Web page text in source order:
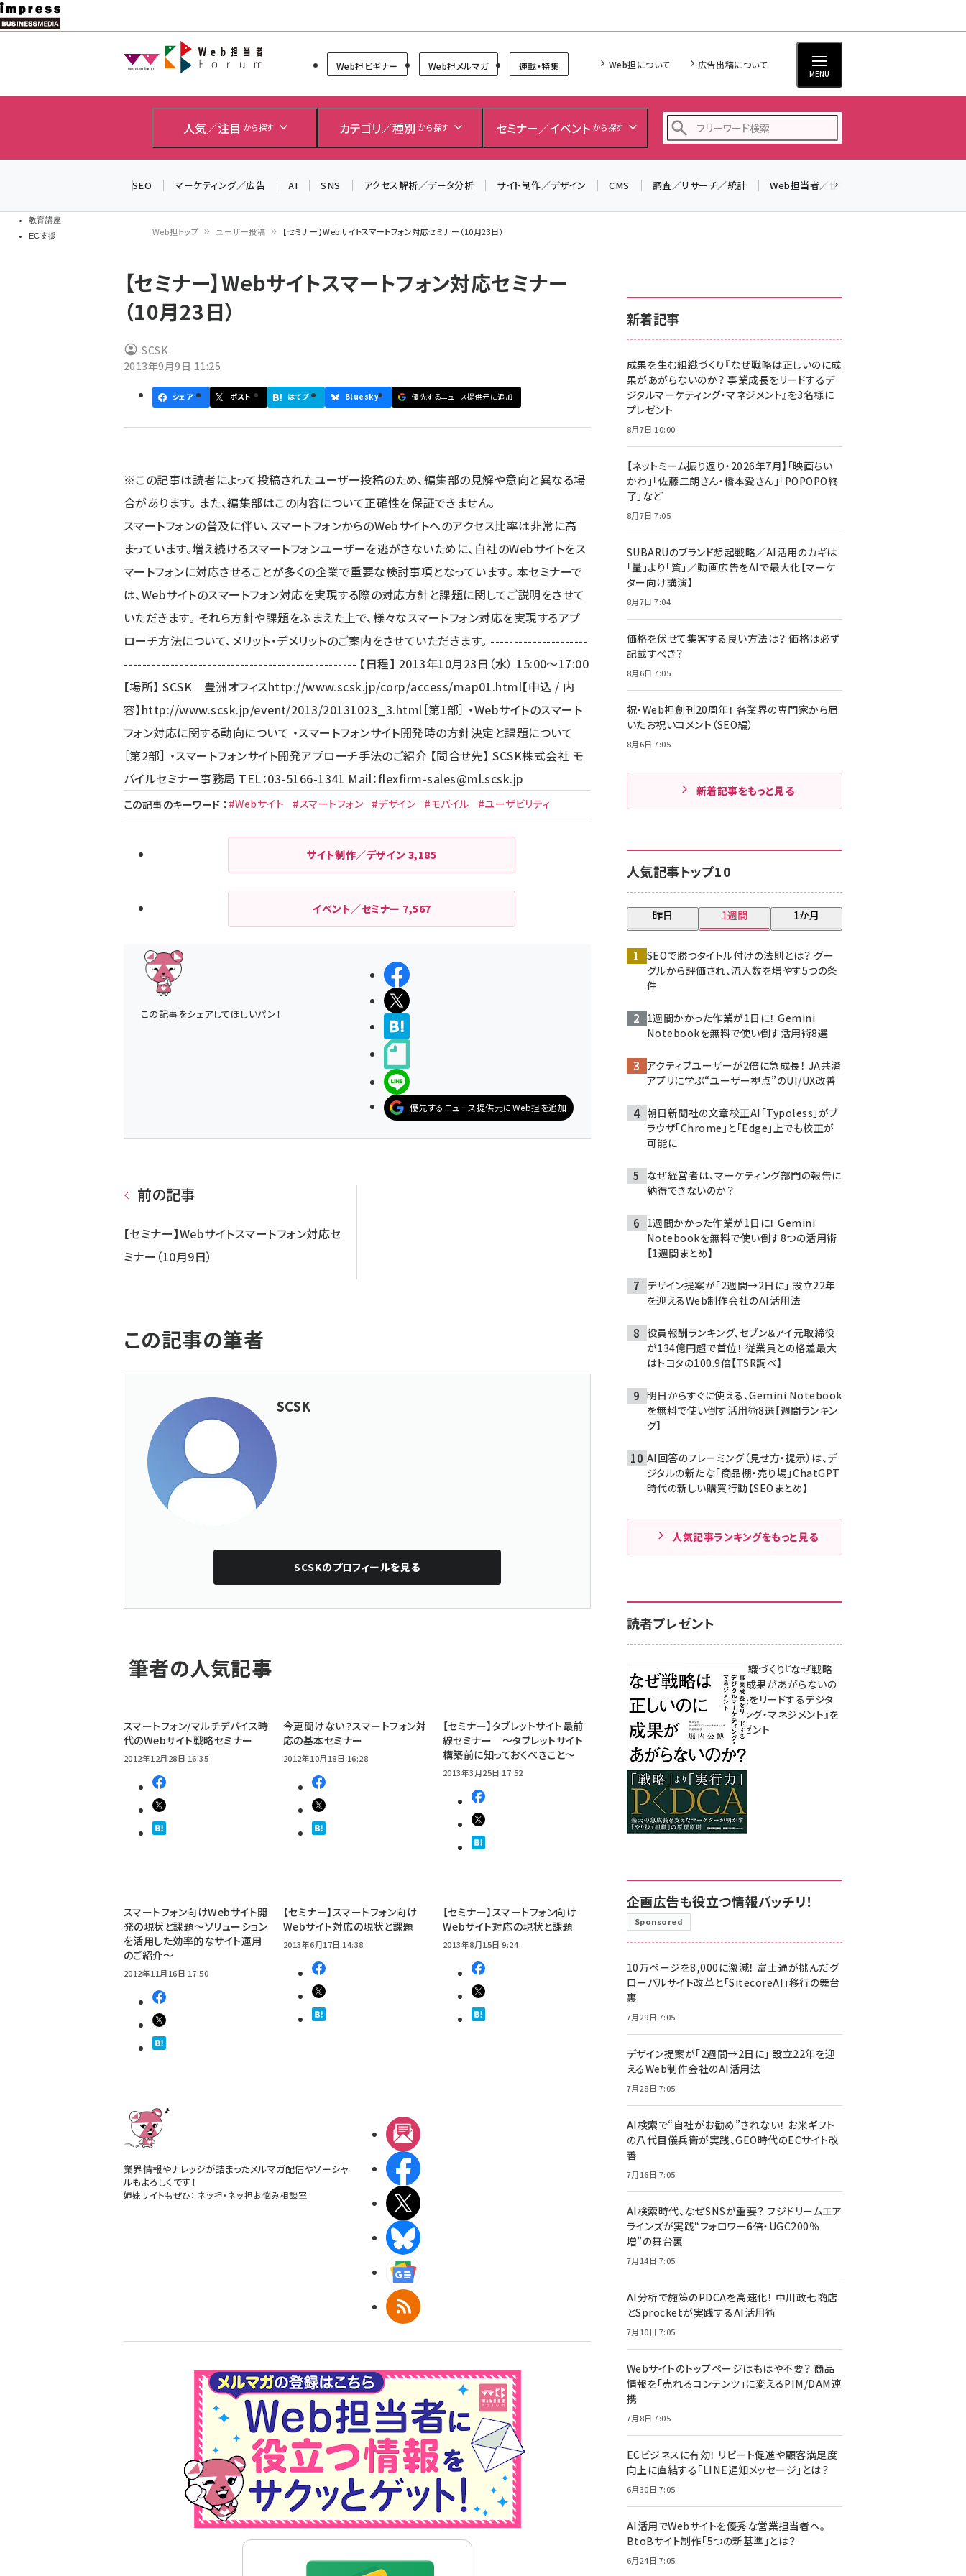
メ
イ
教育講座
EC支援
Web担当者Forum
Web担ビギナー Web担メルマガ 連載・特集 Web担について 広告出稿について
MENU
人気／注目 から探す カテゴリ／種別 から探す セミナー／イベント から探す
z世代 (1623)
meo (1277)
llmo (1166)
SEO マーケティング／広告 AI SNS アクセス解析／データ分析 サイト制作／デザイン CMS 調査／リサーチ／統計 Web担当者／仕事
ン
く
ず
Web担トップ ユーザー投稿 【セミナー】Webサイトスマートフォン対応セミナー（10月23日）
【セミナー】Webサイトスマートフォン対応セミナー
（10月23日）
SCSK
2013年9月9日 11:25
シェア ポスト はてブ Bluesky 優先するニュース提供元に追加
※この記事は読者によって投稿されたユーザー投稿のため、編集部の見解や意向と異なる場
合があります。 また、編集部はこの内容について正確性を保証できません。
スマートフォンの普及に伴い、スマートフォンからのWebサイトへのアクセス比率は非常に高
まっています。増え続けるスマートフォンユーザーを逃がさないために、自社のWebサイトをス
マートフォンに対応させることが多くの企業で重要な検討事項となっています。 本セミナーで
は、Webサイトのスマートフォン対応を実現する際の対応方針と課題に関してご説明をさせて
いただきます。 それら方針や課題をふまえた上で、様々なスマートフォン対応を実現するアプ
ローチ方法について、メリット・デメリットのご案内をさせていただきます。 ---------------------
-------------------------------------------------- 【日程】 2013年10月23日（水） 15:00～17:00
【場所】 SCSK 豊洲オフィスhttp://www.scsk.jp/corp/access/map01.html【申込 / 内
容】http://www.scsk.jp/event/2013/20131023_3.html［第1部］ ・Webサイトのスマート
フォン対応に関する動向について ・スマートフォンサイト開発時の方針決定と課題について
［第2部］ ・スマートフォンサイト開発アプローチ手法のご紹介 【問合せ先】 SCSK株式会社 モ
バイルセミナー事務局 TEL：03-5166-1341 Mail：flexfirm-sales@ml.scsk.jp
この記事のキーワード ： #Webサイト #スマートフォン #デザイン #モバイル #ユーザビリティ
サイト制作／デザイン 3,185
イベント／セミナー 7,567
この記事をシェアしてほしいパン！
シェアする
ポストする
LINEで送る
優先するニュース提供元にWeb担を追加
前の記事
【セミナー】Webサイトスマートフォン対応セ
ミナー（10月9日）
この記事の筆者
SCSK
SCSKのプロフィールを見る
筆者の人気記事
スマートフォン/マルチデバイス時
代のWebサイト戦略セミナー
2012年12月28日 16:35
今更聞けない？スマートフォン対
応の基本セミナー
2012年10月18日 16:28
【セミナー】タブレットサイト最前
線セミナー ～タブレットサイト
構築前に知っておくべきこと～
2013年3月25日 17:52
スマートフォン向けWebサイト開
発の現状と課題～ソリューション
を活用した効率的なサイト運用
のご紹介～
2012年11月16日 17:50
【セミナー】スマートフォン向け
Webサイト対応の現状と課題
2013年6月17日 14:38
【セミナー】スマートフォン向け
Webサイト対応の現状と課題
2013年8月15日 9:24
業界情報やナレッジが詰まったメルマガ配信やソーシャ
ルもよろしくです！
姉妹サイトもぜひ： ネッ担・ネッ担お悩み相談室
RSS
新着記事
成果を生む組織づくり『なぜ戦略は正しいのに成
果があがらないのか？ 事業成長をリードするデ
ジタルマーケティング・マネジメント』を3名様に
プレゼント
8月7日 10:00
【ネットミーム振り返り・2026年7月】「映画ちい
かわ」「佐藤二朗さん・橋本愛さん」「POPOPO終
了」など
8月7日 7:05
SUBARUのブランド想起戦略／AI活用のカギは
「量」より「質」／動画広告をAIで最大化【マーケ
ター向け講演】
8月7日 7:04
価格を伏せて集客する良い方法は？ 価格は必ず
記載すべき？
8月6日 7:05
祝・Web担創刊20周年！ 各業界の専門家から届
いたお祝いコメント（SEO編）
8月6日 7:05
新着記事をもっと見る
人気記事トップ10
昨日 1週間 1か月
SEOで勝つタイトル付けの法則とは？ グー
グルから評価され、流入数を増やす5つの条
件
1週間かかった作業が1日に！ Gemini
Notebookを無料で使い倒す活用術8選
アクティブユーザーが2倍に急成長！ JA共済
アプリに学ぶ“ユーザー視点”のUI/UX改善
朝日新聞社の文章校正AI「Typoless」がブ
ラウザ「Chrome」と「Edge」上でも校正が
可能に
なぜ経営者は、マーケティング部門の報告に
納得できないのか？
1週間かかった作業が1日に！ Gemini
Notebookを無料で使い倒す8つの活用術
【1週間まとめ】
デザイン提案が「2週間→2日に」 設立22年
を迎えるWeb制作会社のAI活用法
役員報酬ランキング、セブン＆アイ元取締役
が134億円超で首位！ 従業員との格差最大
はトヨタの100.9倍【TSR調べ】
明日からすぐに使える、Gemini Notebook
を無料で使い倒す活用術8選【週間ランキン
グ】
AI回答のフレーミング（見せ方・提示）は、デ
ジタルの新たな「商品棚・売り場」――ChatGPT
時代の新しい購買行動【SEOまとめ】
人気記事ランキングをもっと見る
読者プレゼント
成果を生む組織づくり『なぜ戦略
は正しいのに成果があがらないの
か？ 事業成長をリードするデジタ
ルマーケティング・マネジメント』を
3名様にプレゼント
8月7日 10:00
企画広告も役立つ情報バッチリ！
Sponsored
10万ページを8,000に激減！ 富士通が挑んだグ
ローバルサイト改革と「SitecoreAI」移行の舞台
裏
7月29日 7:05
デザイン提案が「2週間→2日に」 設立22年を迎
えるWeb制作会社のAI活用法
7月28日 7:05
AI検索で“自社がお勧め”されない！ お米ギフト
の八代目儀兵衛が実践、GEO時代のECサイト改
善
7月16日 7:05
AI検索時代、なぜSNSが重要？ フジドリームエア
ラインズが実践“フォロワー6倍・UGC200％
増”の舞台裏
7月14日 7:05
AI分析で施策のPDCAを高速化！ 中川政七商店
とSprocketが実践するAI活用術
7月10日 7:05
Webサイトのトップページはもはや不要？ 商品
情報を「売れるコンテンツ」に変えるPIM/DAM連
携
7月8日 7:05
ECビジネスに有効！ リピート促進や顧客満足度
向上に直結する「LINE通知メッセージ」とは？
6月30日 7:05
AI活用でWebサイトを優秀な営業担当者へ。
BtoBサイト制作「5つの新基準」とは？
6月24日 7:05
＼ 8月27日開催、申し込み受付中！ ／
生成AIをマーケティング等に活用するための考え方を学べ
るセミナーイベント「生成AI × マーケティング フォーラム
▼申し込みはこちらから▼